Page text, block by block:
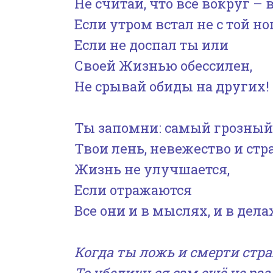
Если утром встал не с той
Если не доспал ты или
Своей Жизнью обессилен,
Не срывай обиды на других!
Ты запомни: самый грозный
Твои лень, невежество и
Жизнь не улучшается,
Если отражаются
Все они и в мыслях, и в
Когда ты ложь и смерти